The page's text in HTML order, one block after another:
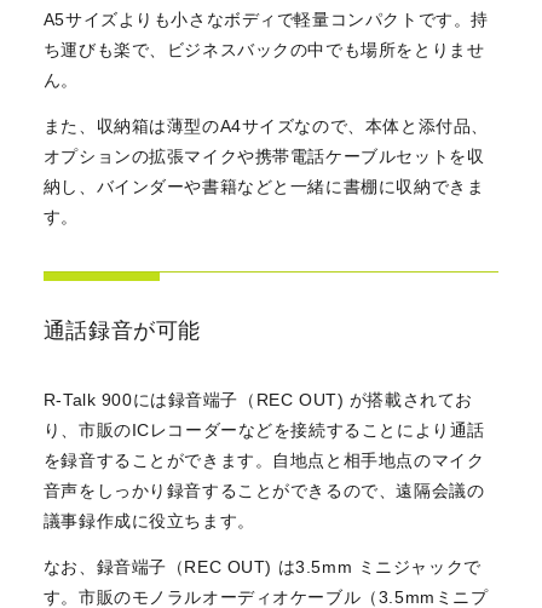
A5サイズよりも小さなボディで軽量コンパクトです。持
ち運びも楽で、ビジネスバックの中でも場所をとりませ
ん。
また、収納箱は薄型のA4サイズなので、本体と添付品、
オプションの拡張マイクや携帯電話ケーブルセットを収
納し、バインダーや書籍などと一緒に書棚に収納できま
す。
通話録音が可能
R-Talk 900には録音端子（REC OUT) が搭載されてお
り、市販のICレコーダーなどを接続することにより通話
を録音することができます。自地点と相手地点のマイク
音声をしっかり録音することができるので、遠隔会議の
議事録作成に役立ちます。
なお、録音端子（REC OUT) は3.5mm ミニジャックで
す。市販のモノラルオーディオケーブル（3.5mmミニプ